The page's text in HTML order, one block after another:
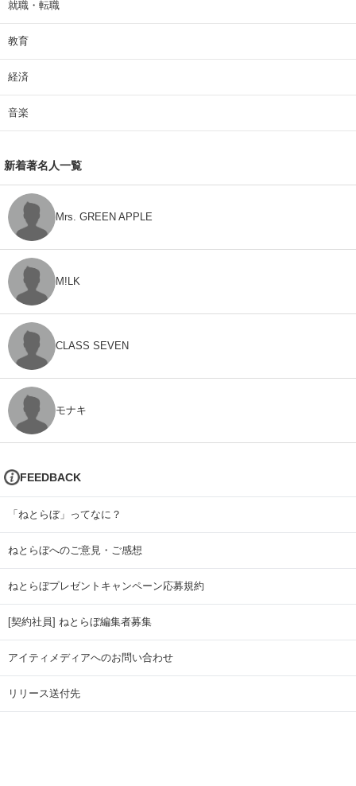
就職・転職
教育
経済
音楽
新着著名人一覧
Mrs. GREEN APPLE
M!LK
CLASS SEVEN
モナキ
FEEDBACK
「ねとらぼ」ってなに？
ねとらぼへのご意見・ご感想
ねとらぼプレゼントキャンペーン応募規約
[契約社員] ねとらぼ編集者募集
アイティメディアへのお問い合わせ
リリース送付先